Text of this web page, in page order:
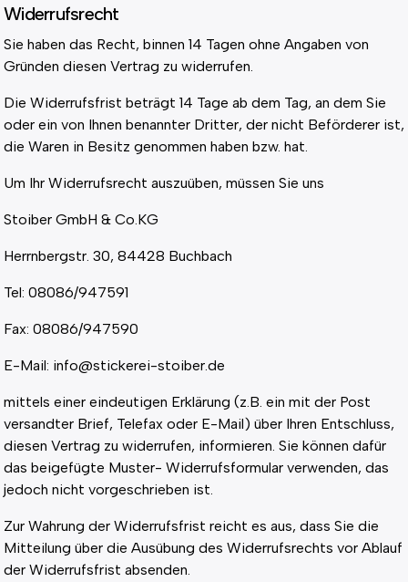
Widerrufsrecht
Sie haben das Recht, binnen 14 Tagen ohne Angaben von
Gründen diesen Vertrag zu widerrufen.
Die Widerrufsfrist beträgt 14 Tage ab dem Tag, an dem Sie
oder ein von Ihnen benannter Dritter, der nicht Beförderer ist,
die Waren in Besitz genommen haben bzw. hat.
Um Ihr Widerrufsrecht auszuüben, müssen Sie uns
Stoiber GmbH & Co.KG
Herrnbergstr. 30, 84428 Buchbach
Tel: 08086/947591
Fax: 08086/947590
E-Mail: info@stickerei-stoiber.de
mittels einer eindeutigen Erklärung (z.B. ein mit der Post
versandter Brief, Telefax oder E-Mail) über Ihren Entschluss,
diesen Vertrag zu widerrufen, informieren. Sie können dafür
das beigefügte Muster- Widerrufsformular verwenden, das
jedoch nicht vorgeschrieben ist.
Zur Wahrung der Widerrufsfrist reicht es aus, dass Sie die
Mitteilung über die Ausübung des Widerrufsrechts vor Ablauf
der Widerrufsfrist absenden.